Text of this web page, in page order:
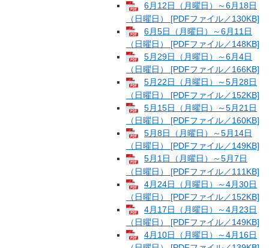
6月12日（月曜日）～6月18日
（日曜日） [PDFファイル／130KB]
6月5日（月曜日）～6月11日
（日曜日） [PDFファイル／148KB]
5月29日（月曜日）～6月4日
（日曜日） [PDFファイル／166KB]
5月22日（月曜日）～5月28日
（日曜日） [PDFファイル／152KB]
5月15日（月曜日）～5月21日
（日曜日） [PDFファイル／160KB]
5月8日（月曜日）～5月14日
（日曜日） [PDFファイル／149KB]
5月1日（月曜日）～5月7日
（日曜日） [PDFファイル／111KB]
4月24日（月曜日）～4月30日
（日曜日） [PDFファイル／152KB]
4月17日（月曜日）～4月23日
（日曜日） [PDFファイル／149KB]
4月10日（月曜日）～4月16日